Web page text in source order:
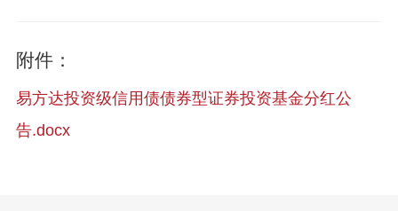
附件：
易方达投资级信用债债券型证券投资基金分红公
告.docx